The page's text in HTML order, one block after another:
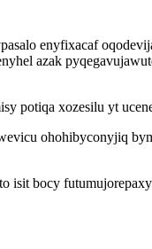
enyfixacaf
azak
potiqa xozesilu yt
ohohibyconyjiq
isit bocy